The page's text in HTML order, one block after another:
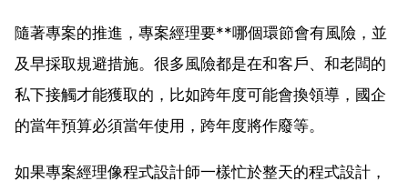
隨著專案的推進，專案經理要**哪個環節會有風險，並
及早採取規避措施。很多風險都是在和客戶、和老闆的
私下接觸才能獲取的，比如跨年度可能會換領導，國企
的當年預算必須當年使用，跨年度將作廢等。
如果專案經理像程式設計師一樣忙於整天的程式設計，